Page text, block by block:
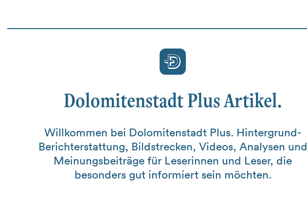
Dolomitenstadt Plus Artikel.
Willkommen bei Dolomitenstadt Plus. Hintergrund-
Berichterstattung, Bildstrecken, Videos, Analysen und
Meinungsbeiträge für Leserinnen und Leser, die
besonders gut informiert sein möchten.